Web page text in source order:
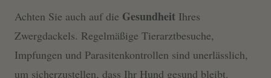
Achten Sie auch auf die Gesundheit Ihres
Zwergdackels. Regelmäßige Tierarztbesuche,
Impfungen und Parasitenkontrollen sind unerlässlich,
um sicherzustellen, dass Ihr Hund gesund bleibt.